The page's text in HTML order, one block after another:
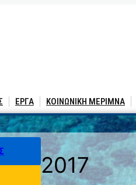
ΕΡΓΑ ΚΟΙΝΩΝΙΚΗ ΜΕΡΙΜΝΑ
2017